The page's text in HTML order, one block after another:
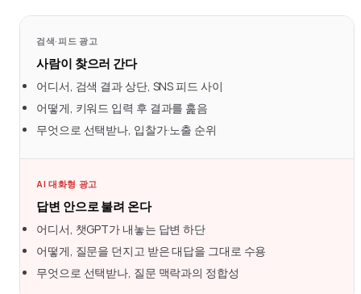
검색·피드 광고
사람이 찾으러 간다
어디서, 검색 결과 상단, SNS 피드 사이
어떻게, 키워드 입력 후 결과를 훑음
무엇으로 선택받나, 입찰가·노출 순위
AI 대화형 광고
답변 안으로 불려 온다
어디서, 챗GPT가 내놓는 답변 하단
어떻게, 질문을 던지고 받은 대답을 그대로 수용
무엇으로 선택받나, 질문 맥락과의 정합성